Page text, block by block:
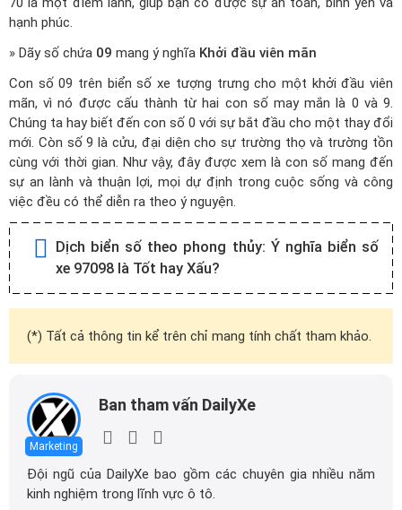
hạnh phúc.
» Dãy số chứa 09 mang ý nghĩa Khởi đầu viên mãn
Con số 09 trên biển số xe tượng trưng cho một khởi đầu viên
mãn, vì nó được cấu thành từ hai con số may mắn là 0 và 9.
Chúng ta hay biết đến con số 0 với sự bắt đầu cho một thay đổi
mới. Còn số 9 là cửu, đại diện cho sự trường thọ và trường tồn
cùng với thời gian. Như vậy, đây được xem là con số mang đến
sự an lành và thuận lợi, mọi dự định trong cuộc sống và công
việc đều có thể diễn ra theo ý nguyện.
Dịch biển số theo phong thủy: Ý nghĩa biển số
xe 97098 là Tốt hay Xấu?
(*) Tất cả thông tin kể trên chỉ mang tính chất tham khảo.
Marketing
Ban tham vấn DailyXe
Đội ngũ của DailyXe bao gồm các chuyên gia nhiều năm
kinh nghiệm trong lĩnh vực ô tô.